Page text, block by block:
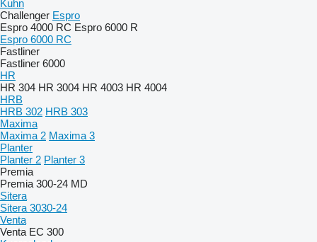
Kuhn
Challenger Espro
Espro 4000 RC Espro 6000 R
Espro 6000 RC
Fastliner
Fastliner 6000
HR
HR 304 HR 3004 HR 4003 HR 4004
HRB
HRB 302 HRB 303
Maxima
Maxima 2 Maxima 3
Planter
Planter 2 Planter 3
Premia
Premia 300-24 MD
Sitera
Sitera 3030-24
Venta
Venta EC 300